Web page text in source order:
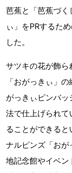
芭蕉と「芭蕉づく
ぃ」をPRするた
した。
サツキの花が飾
「おがっきぃ」
がっきぃピンバ
法で仕上げられて
ることができる
ナルピンズ「お
地記念館やイベ